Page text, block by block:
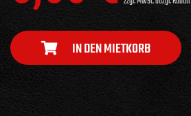
IN DEN MIETKORB